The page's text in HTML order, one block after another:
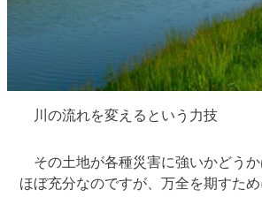
川の流れを変えるという力技
その土地が各種災害に強いかどう
ほぼ充分なのですが、万全を期すた